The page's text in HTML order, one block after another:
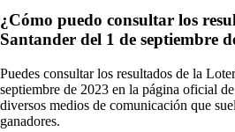
¿Cómo puedo consultar los
Santander del 1 de septiembre
Puedes consultar los resultados de la
septiembre de 2023 en la página oficial
diversos medios de comunicación que
ganadores.